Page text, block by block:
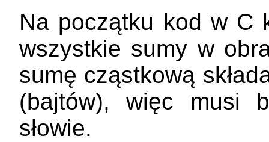
Na początku kod w C
wszystkie sumy w
sumę cząstkową
(bajtów), więc musi
słowie.